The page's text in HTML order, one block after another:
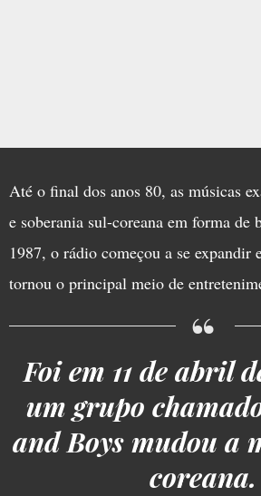
Até o final dos anos 80, as músicas
e soberania sul-coreana em forma de
1987, o rádio começou a se expandir
tornou o principal meio de
Foi em 11 de abril
um grupo
and Boys mudou a
coreana.